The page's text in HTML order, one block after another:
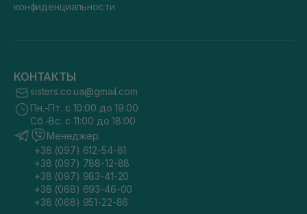
конфиденциальности
КОНТАКТЫ
sisters.co.ua@gmail.com
Пн.-Пт. с 10:00 до 19:00
Сб.-Вс. с 11:00 до 18:00
Менеджер
+38 (097) 612-54-81
+38 (097) 788-12-88
+38 (097) 983-41-20
+38 (068) 693-46-00
+38 (068) 951-22-86